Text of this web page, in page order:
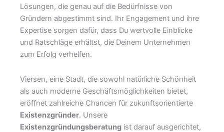
Lösungen, die genau auf die Bedürfnisse von
Gründern abgestimmt sind. Ihr Engagement und ihre
Expertise sorgen dafür, dass Du wertvolle Einblicke
und Ratschläge erhältst, die Deinem Unternehmen
zum Erfolg verhelfen.
Viersen, eine Stadt, die sowohl natürliche Schönheit
als auch moderne Geschäftsmöglichkeiten bietet,
eröffnet zahlreiche Chancen für zukunftsorientierte
Existenzgründer. Unsere
Existenzgründungsberatung ist darauf ausgerichtet,